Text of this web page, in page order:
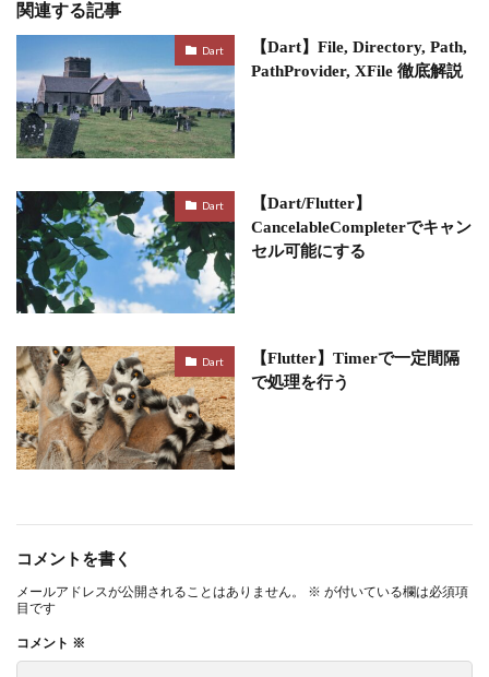
関連する記事
Dart
【Dart】File, Directory, Path,
PathProvider, XFile 徹底解説
Dart
【Dart/Flutter】
CancelableCompleterでキャン
セル可能にする
Dart
【Flutter】Timerで一定間隔
で処理を行う
コメントを書く
メールアドレスが公開されることはありません。 ※ が付いている欄は必須項
目です
コメント ※